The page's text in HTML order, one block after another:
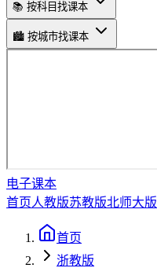
📚 按科目找课本
🏙️ 按城市找课本
电子课本
首页人教版苏教版北师大版
首页
浙教版